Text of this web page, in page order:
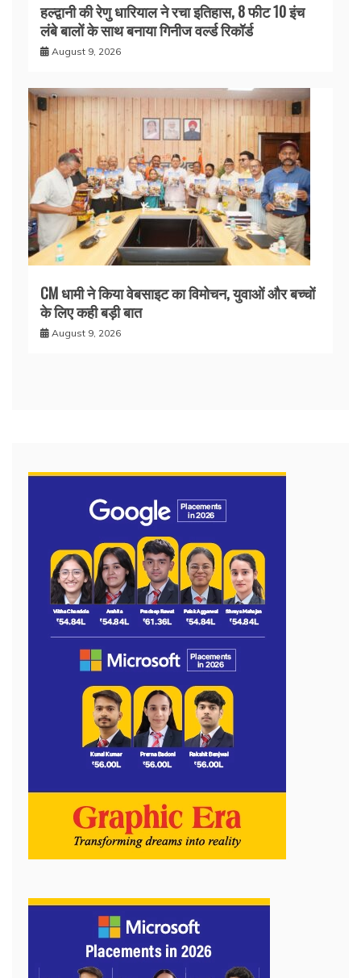
हल्द्वानी की रेणु धारियाल ने रचा इतिहास, 8 फीट 10 इंच
लंबे बालों के साथ बनाया गिनीज वर्ल्ड रिकॉर्ड
August 9, 2026
CM धामी ने किया वेबसाइट का विमोचन, युवाओं और बच्चों
के लिए कही बड़ी बात
August 9, 2026